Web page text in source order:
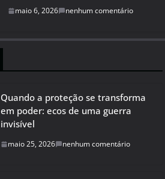
maio 6, 2026 nenhum comentário
Quando a proteção se transforma
em poder: ecos de uma guerra
invisível
maio 25, 2026 nenhum comentário